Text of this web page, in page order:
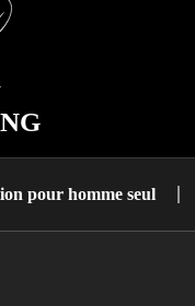
pour homme seul